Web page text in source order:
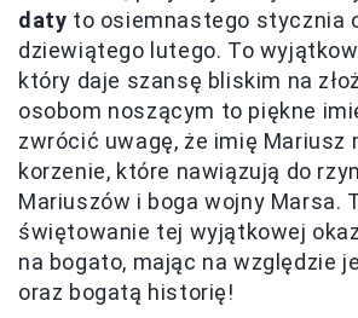
daty to osiemnastego stycznia
dziewiątego lutego. To
który daje szansę bliskim na
osobom noszącym to piękne
zwrócić uwagę, że imię Mariusz
korzenie, które nawiązują do
Mariuszów i boga wojny Marsa.
świętowanie tej wyjątkowej
na bogato, mając na względzie
oraz bogatą historię!